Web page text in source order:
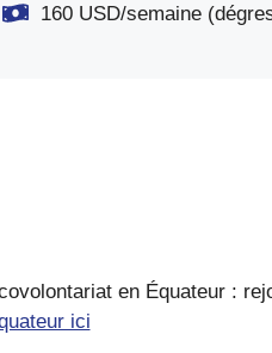
160 USD/semaine
en Équateur :
ici